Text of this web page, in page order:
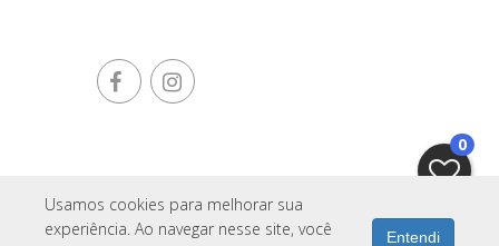
IMOPRO
0
Usamos cookies para melhorar sua
experiência. Ao navegar nesse site, você
Entendi